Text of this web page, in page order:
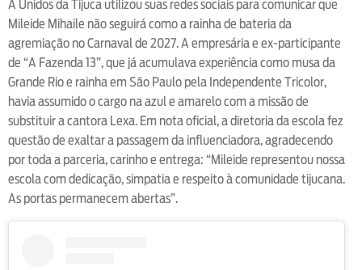
A Unidos da Tijuca utilizou suas redes sociais para comunicar que
Mileide Mihaile não seguirá como a rainha de bateria da
agremiação no Carnaval de 2027. A empresária e ex-participante
de “A Fazenda 13”, que já acumulava experiência como musa da
Grande Rio e rainha em São Paulo pela Independente Tricolor,
havia assumido o cargo na azul e amarelo com a missão de
substituir a cantora Lexa. Em nota oficial, a diretoria da escola fez
questão de exaltar a passagem da influenciadora, agradecendo
por toda a parceria, carinho e entrega: “Mileide representou nossa
escola com dedicação, simpatia e respeito à comunidade tijucana.
As portas permanecem abertas”.